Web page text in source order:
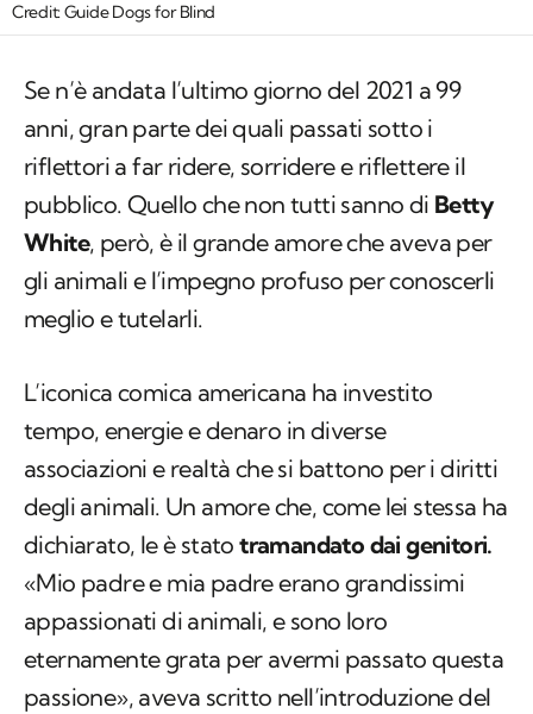
Credit: Guide Dogs for Blind
Se n’è andata l’ultimo giorno del 2021 a 99
anni, gran parte dei quali passati sotto i
riflettori a far ridere, sorridere e riflettere il
pubblico. Quello che non tutti sanno di Betty
White, però, è il grande amore che aveva per
gli animali e l’impegno profuso per conoscerli
meglio e tutelarli.
L’iconica comica americana ha investito
tempo, energie e denaro in diverse
associazioni e realtà che si battono per i diritti
degli animali. Un amore che, come lei stessa ha
dichiarato, le è stato tramandato dai genitori.
«Mio padre e mia padre erano grandissimi
appassionati di animali, e sono loro
eternamente grata per avermi passato questa
passione», aveva scritto nell’introduzione del